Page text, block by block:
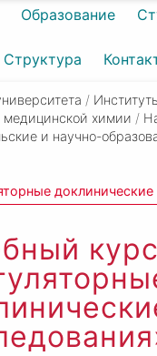
Образование
Структура
/
химии /
и научно-
курс